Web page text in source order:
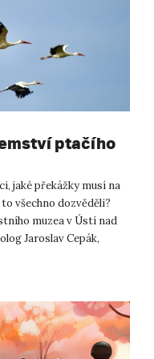
ptačího
jaké překážky musí na
všechno dozvěděli?
muzea v Ústí nad
Jaroslav Cepák,